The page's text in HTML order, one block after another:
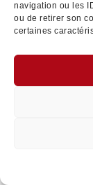
navigation ou les
ou de retirer son
certaines
G